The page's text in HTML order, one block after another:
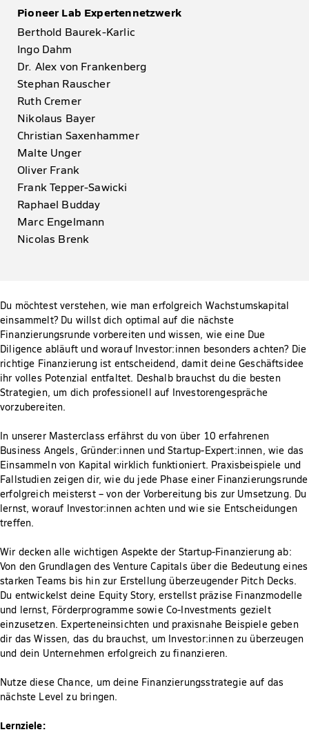
Du möchtest verstehen, wie man erfolgreich Wachstumskapital
einsammelt? Du willst dich optimal auf die nächste
Finanzierungsrunde vorbereiten und wissen, wie eine Due
Diligence abläuft und worauf Investor:innen besonders achten? Die
richtige Finanzierung ist entscheidend, damit deine Geschäftsidee
ihr volles Potenzial entfaltet. Deshalb brauchst du die besten
Strategien, um dich professionell auf Investorengespräche
vorzubereiten.
In unserer Masterclass erfährst du von über 10 erfahrenen
Business Angels, Gründer:innen und Startup-Expert:innen, wie das
Einsammeln von Kapital wirklich funktioniert. Praxisbeispiele und
Fallstudien zeigen dir, wie du jede Phase einer Finanzierungsrunde
erfolgreich meisterst – von der Vorbereitung bis zur Umsetzung. Du
lernst, worauf Investor:innen achten und wie sie Entscheidungen
treffen.
Wir decken alle wichtigen Aspekte der Startup-Finanzierung ab:
Von den Grundlagen des Venture Capitals über die Bedeutung eines
starken Teams bis hin zur Erstellung überzeugender Pitch Decks.
Du entwickelst deine Equity Story, erstellst präzise Finanzmodelle
und lernst, Förderprogramme sowie Co-Investments gezielt
einzusetzen. Experteneinsichten und praxisnahe Beispiele geben
dir das Wissen, das du brauchst, um Investor:innen zu überzeugen
und dein Unternehmen erfolgreich zu finanzieren.
Nutze diese Chance, um deine Finanzierungsstrategie auf das
nächste Level zu bringen.
Lernziele:
Pioneer Lab Expertennetzwerk
Berthold Baurek-Karlic
Ingo Dahm
Dr. Alex von Frankenberg
Stephan Rauscher
Ruth Cremer
Nikolaus Bayer
Christian Saxenhammer
Malte Unger
Oliver Frank
Frank Tepper-Sawicki
Raphael Budday
Marc Engelmann
Nicolas Brenk